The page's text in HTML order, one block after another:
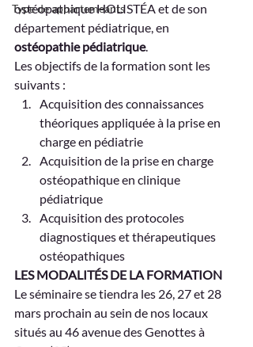
Type de appartemeants
ostéopathique HOLISTÉA et de son
département pédiatrique, en
ostéopathie pédiatrique.
Les objectifs de la formation sont les
suivants :
Acquisition des connaissances
théoriques appliquée à la prise en
charge en pédiatrie
Acquisition de la prise en charge
ostéopathique en clinique
pédiatrique
Acquisition des protocoles
diagnostiques et thérapeutiques
ostéopathiques
LES MODALITÉS DE LA FORMATION
Le séminaire se tiendra les 26, 27 et 28
mars prochain au sein de nos locaux
situés au 46 avenue des Genottes à